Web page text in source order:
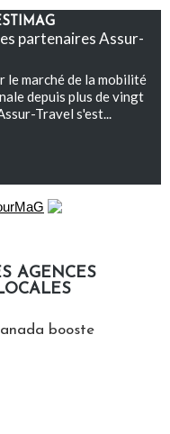
partenaires Assur-
le marché de la mobilité
depuis plus de vingt
Travel s'est...
AGENCES
booste